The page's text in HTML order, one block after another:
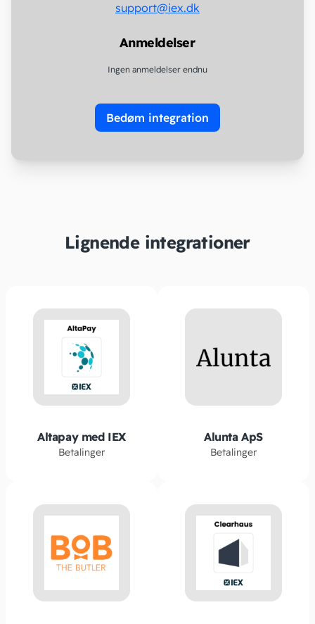
support@iex.dk
Anmeldelser
Ingen anmeldelser endnu
Bedøm integration
Lignende integrationer
Altapay med IEX
Betalinger
Alunta ApS
Betalinger